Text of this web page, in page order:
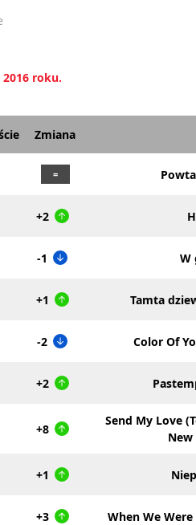
roku.
Zmiana
+2
-1 W
+1 Tamta
-2 Color Of
+2
+8
Send My Love
+1
+3 When We Were